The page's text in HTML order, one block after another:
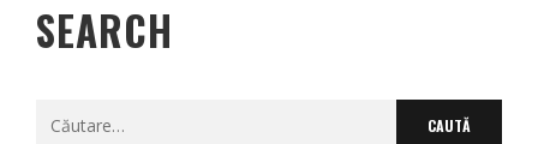
SEARCH
Caută